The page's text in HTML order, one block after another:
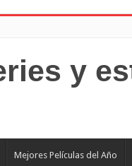
Mejores Películas del Año